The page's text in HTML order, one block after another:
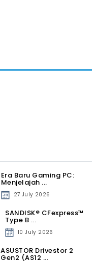
Era Baru Gaming PC:
Menjelajah ...
27 July 2026
SANDISK® CFexpress™
Type B ...
10 July 2026
ASUSTOR Drivestor 2
Gen2 (AS12 ...